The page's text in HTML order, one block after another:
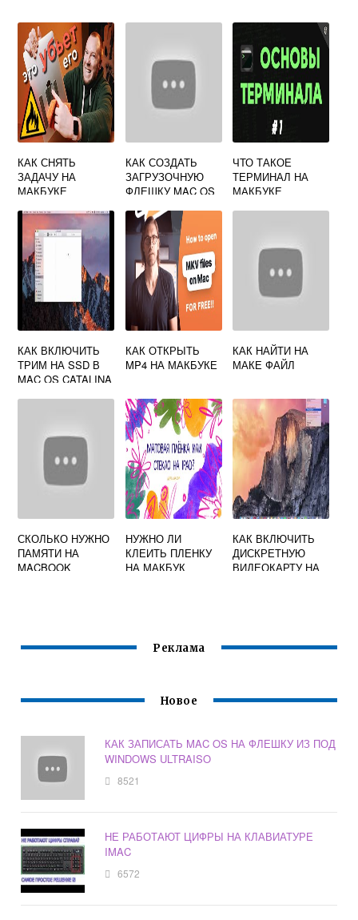
КАК СНЯТЬ
ЗАДАЧУ НА
МАКБУКЕ
КАК СОЗДАТЬ
ЗАГРУЗОЧНУЮ
ФЛЕШКУ MAC OS
WINDOWS
ЧТО ТАКОЕ
ТЕРМИНАЛ НА
МАКБУКЕ
КАК ВКЛЮЧИТЬ
ТРИМ НА SSD В
MAC OS CATALINA
КАК ОТКРЫТЬ
MP4 НА МАКБУКЕ
КАК НАЙТИ НА
МАКЕ ФАЙЛ
СКОЛЬКО НУЖНО
ПАМЯТИ НА
MACBOOK
НУЖНО ЛИ
КЛЕИТЬ ПЛЕНКУ
НА МАКБУК
КАК ВКЛЮЧИТЬ
ДИСКРЕТНУЮ
ВИДЕОКАРТУ НА
Реклама
Новое
КАК ЗАПИСАТЬ MAC OS НА ФЛЕШКУ ИЗ ПОД
WINDOWS ULTRAISO
8521
НЕ РАБОТАЮТ ЦИФРЫ НА КЛАВИАТУРЕ
IMAC
6572